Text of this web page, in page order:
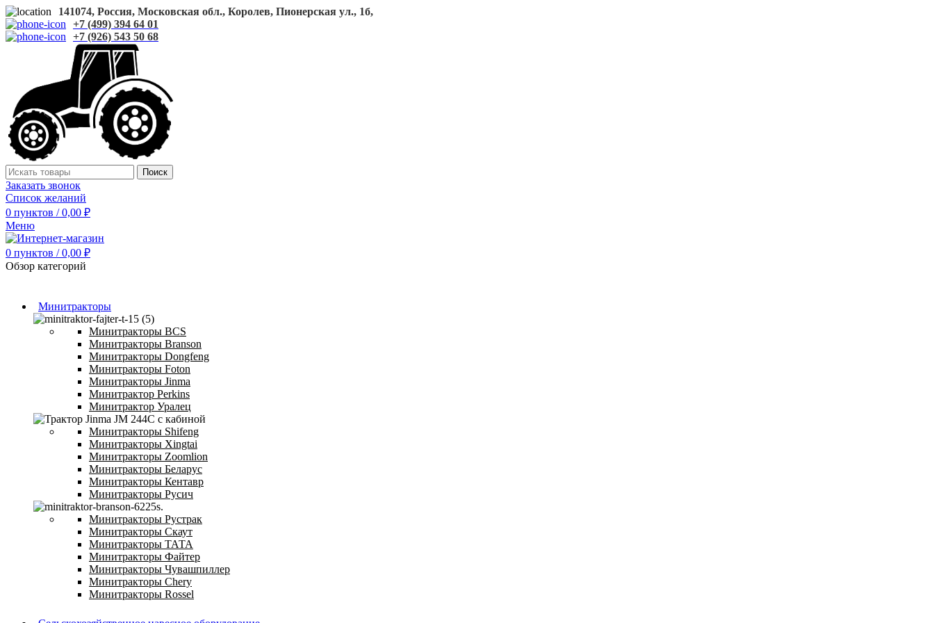
141074, Россия, Московская обл., Королев, Пионерская ул., 1б,
+7 (499) 394 64 01
+7 (926) 543 50 68
Поиск
Заказать звонок
Список желаний
0 пунктов / 0,00 ₽
Меню
0 пунктов / 0,00 ₽
Обзор категорий
Минитракторы
Минитракторы BCS
Минитракторы Branson
Минитракторы Dongfeng
Минитракторы Foton
Минитракторы Jinma
Минитрактор Perkins
Минитрактор Уралец
Минитракторы Shifeng
Минитракторы Xingtai
Минитракторы Zoomlion
Минитракторы Беларус
Минитракторы Кентавр
Минитракторы Русич
Минитракторы Рустрак
Минитракторы Скаут
Минитракторы ТАТА
Минитракторы Файтер
Минитракторы Чувашпиллер
Минитракторы Chery
Минитракторы Rossel